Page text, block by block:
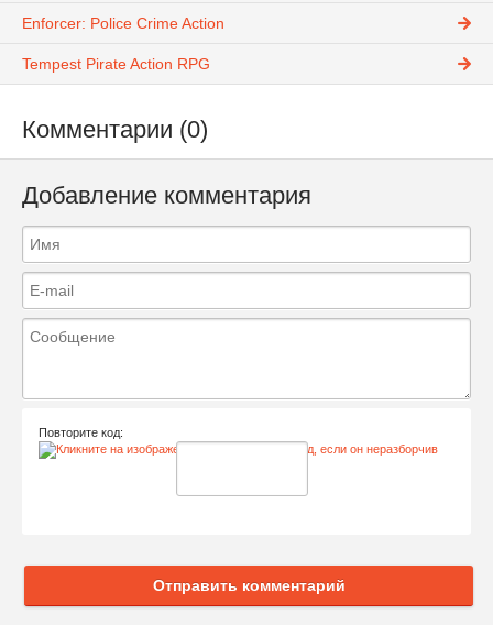
Enforcer: Police Crime Action
Tempest Pirate Action RPG
Комментарии (0)
Добавление комментария
Повторите код:
Отправить комментарий